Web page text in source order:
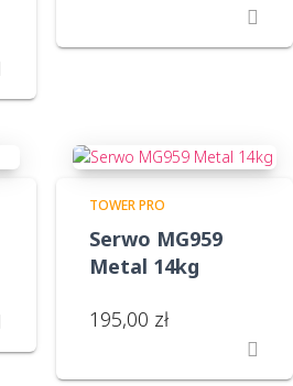
TOWER PRO
Serwo MG959
Metal 14kg
195,00 zł